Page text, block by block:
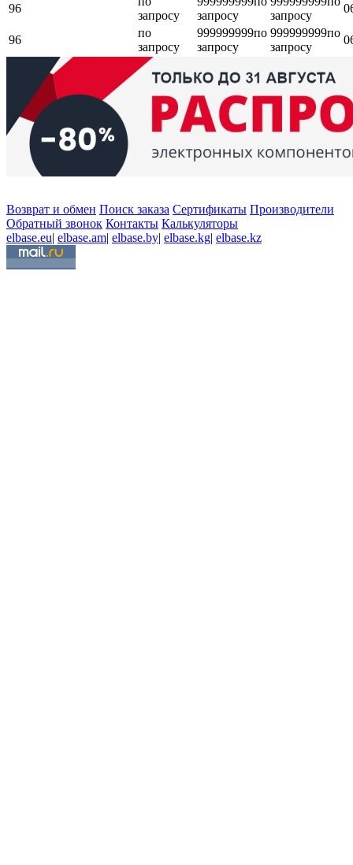
96
запросу
запросу
запросу
96
по
запросу
999999999по
запросу
999999999по
запросу
Возврат и обмен Поиск заказа Сертификаты Производители
Обратный звонок Контакты Калькуляторы
elbase.eu| elbase.am| elbase.by| elbase.kg| elbase.kz